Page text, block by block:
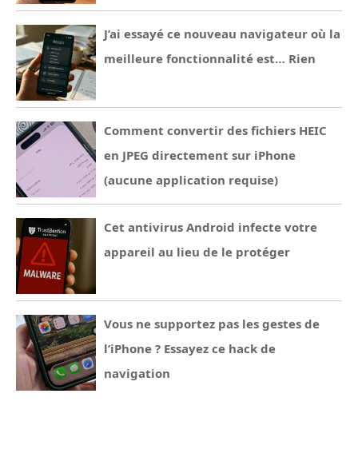
J’ai essayé ce nouveau navigateur où la
meilleure fonctionnalité est… Rien
Comment convertir des fichiers HEIC
en JPEG directement sur iPhone
(aucune application requise)
Cet antivirus Android infecte votre
appareil au lieu de le protéger
Vous ne supportez pas les gestes de
l’iPhone ? Essayez ce hack de
navigation